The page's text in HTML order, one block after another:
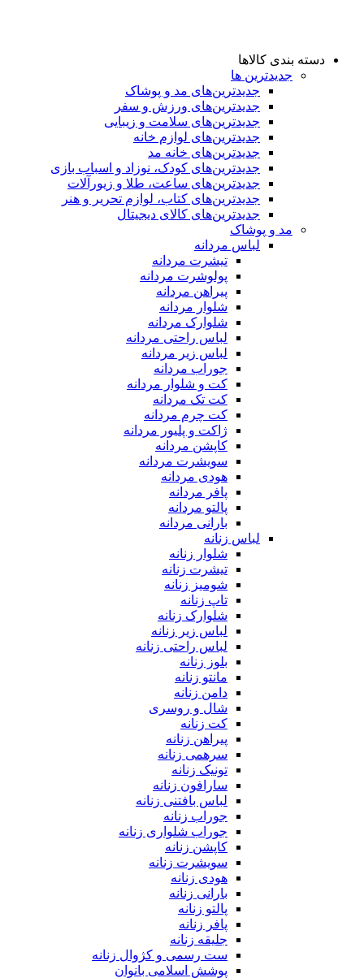
دسته بندی کالاها
جدیدترین ها
جدید‌ترین‌های مد و پوشاک
جدید‌ترین‌های ورزش و سفر
جدید‌ترین‌های سلامت و زیبایی
جدید‌ترین‌های لوازم خانه
جدیدترین‌های خانه مد
جدید‌ترین‌های کودک، نوزاد و اسباب بازی
جدید‌ترین‌های ساعت، طلا و زیورآلات
جدید‌ترین‌های کتاب، لوازم تحریر و هنر
جدید‌ترین‌های کالای دیجیتال
مد و پوشاک
لباس مردانه
تیشرت مردانه
پولوشرت مردانه
پیراهن مردانه
شلوار مردانه
شلوارک مردانه
لباس راحتی مردانه
لباس زیر مردانه
جوراب مردانه
کت و شلوار مردانه
کت تک مردانه
کت چرم مردانه
ژاکت و پلیور مردانه
کاپشن مردانه
سویشرت مردانه
هودی مردانه
پافر مردانه
پالتو مردانه
بارانی مردانه
لباس زنانه
شلوار زنانه
تیشرت زنانه
شومیز زنانه
تاپ زنانه
شلوارک زنانه
لباس زیر زنانه
لباس راحتی زنانه
بلوز زنانه
مانتو زنانه
دامن زنانه
شال و روسری
کت زنانه
پیراهن زنانه
سرهمی زنانه
تونیک زنانه
سارافون زنانه
لباس بافتنی زنانه
جوراب زنانه
جوراب شلواری زنانه
کاپشن زنانه
سویشرت زنانه
هودی زنانه
بارانی زنانه
پالتو زنانه
پافر زنانه
جلیقه زنانه
ست رسمی و کژوال زنانه
پوشش اسلامی بانوان